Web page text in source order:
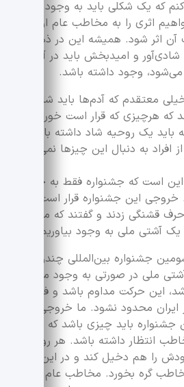
که یک شکلی باید به وجود بیاید
اثری را به مخاطب عام ارائه
اثر شود. همیشه این در ذهنم
و امیدبخش باید در آن
وجود داشته باشد.
معتقدم که آدم‌ها باید شاد
که هرچیزی که قرار است خوراکشان
باید یک روحیه شاد داشته باشند.
به دنبال این چیزها نمی‌آیند.
است که جشنواره فقط به چند
خروجی‌ این جشنواره قرار است چه
قشنگی زدند و گفتند که ما با
آشتی ملی به وجود بیاوریم.
جشنواره بین‌المللی چندرسانه‌ای
ملی در صورتی به وجود می‌آید
این حرکت مداوم باشد و فقط به
محدود نشود. ما خروجی
باید چیزی باشد که منجر
انتظار داشته باشد. هر روز یک
را هم دخیل کند و در این اتفاق
گره بخورد. مخاطب عام و